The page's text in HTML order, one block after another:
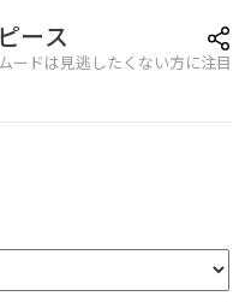
ース
ードは見逃したくない方に注目